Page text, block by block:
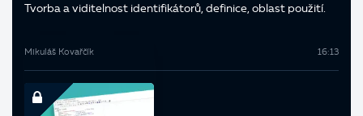
Tvorba a viditelnost identifikátorů, definice, oblast použití.
Mikuláš Kovařčík 16:13